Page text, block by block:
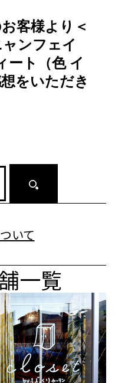
客様より＜
ンフェイ
ート（色 イ
をいただき
一覧